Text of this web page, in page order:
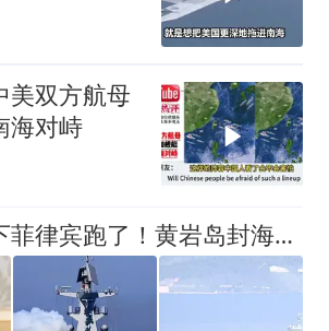
美双方航母
海对峙
美军航母扔下菲律宾跑了！黄岩岛封海到8号，谁还敢来试试？